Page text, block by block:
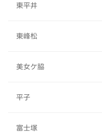
東平井
東峰松
美女ケ脇
平子
富士塚